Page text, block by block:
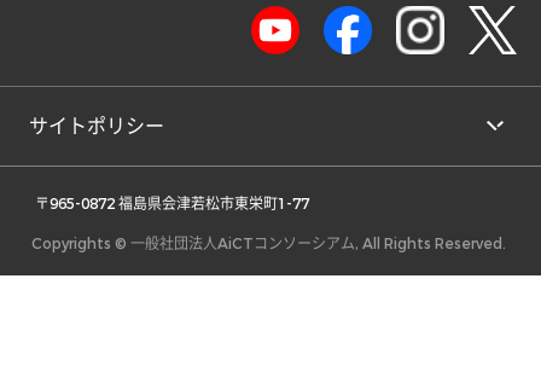
サイトポリシー
〒965-0872 福島県会津若松市東栄町1-77
Copyrights © 一般社団法人AiCTコンソーシアム, All Rights Reserved.